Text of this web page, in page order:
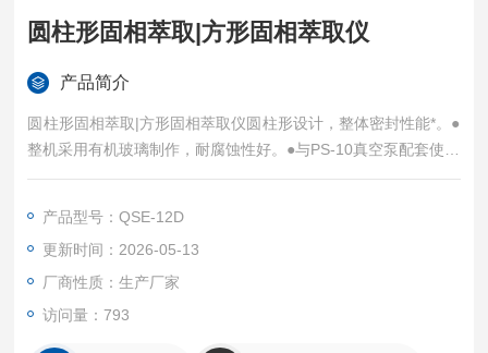
圆柱形固相萃取|方形固相萃取仪
产品简介
圆柱形固相萃取|方形固相萃取仪圆柱形设计，整体密封性能*。●
整机采用有机玻璃制作，耐腐蚀性好。●与PS-10真空泵配套使用
真空度可达0.098Mpa。
产品型号：QSE-12D
更新时间：2026-05-13
厂商性质：生产厂家
访问量：793